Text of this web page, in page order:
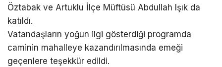
Öztabak ve Artuklu İlçe Müftüsü Abdullah Işık da
katıldı.
Vatandaşların yoğun ilgi gösterdiği programda
caminin mahalleye kazandırılmasında emeği
geçenlere teşekkür edildi.